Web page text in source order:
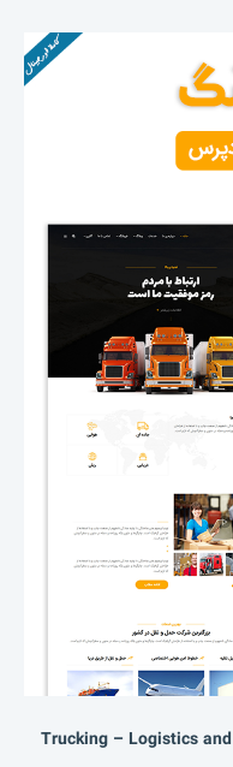
Trucking – Logistics